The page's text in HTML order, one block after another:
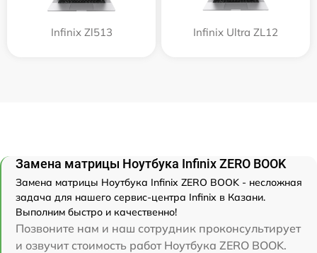
Infinix Zl513 Infinix Ultra ZL12
Замена матрицы Ноутбука Infinix ZERO BOOK
Замена матрицы Ноутбука Infinix ZERO BOOK - несложная
задача для нашего сервис-центра Infinix в Казани.
Выполним быстро и качественно!
Позвоните нам и наш сотрудник проконсультирует
и озвучит стоимость работ Ноутбука ZERO BOOK.